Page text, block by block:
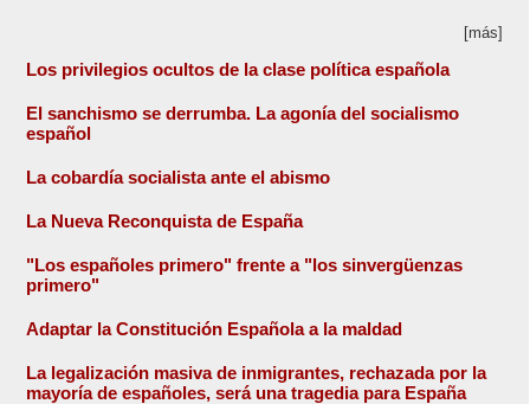
[más]
Los privilegios ocultos de la clase política española
El sanchismo se derrumba. La agonía del socialismo
español
La cobardía socialista ante el abismo
La Nueva Reconquista de España
"Los españoles primero" frente a "los sinvergüenzas
primero"
Adaptar la Constitución Española a la maldad
La legalización masiva de inmigrantes, rechazada por la
mayoría de españoles, será una tragedia para España